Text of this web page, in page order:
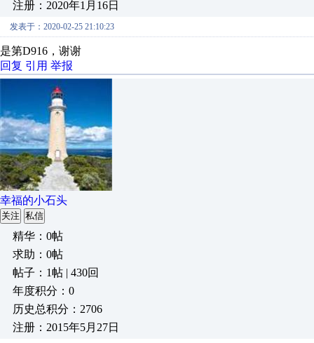
注册：2020年1月16日
发表于：2020-02-25 21:10:23
是第D916，谢谢
回复 引用 举报
幸福的小石头
关注 私信
精华：0帖
求助：0帖
帖子：1帖 | 430回
年度积分：0
历史总积分：2706
注册：2015年5月27日